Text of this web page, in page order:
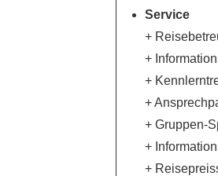
Service
+
+
+
+
+ Gruppen-
+
+